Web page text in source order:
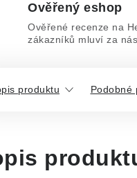
Ověřený eshop
Ověřené recenze na
zákazníků mluví za nás.
produktu Podobné